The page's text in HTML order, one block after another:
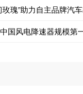
瑰”助力自主品牌汽
国风电降速器规模第